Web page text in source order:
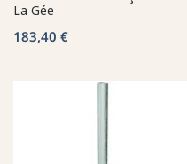
La Gée
183,40 €